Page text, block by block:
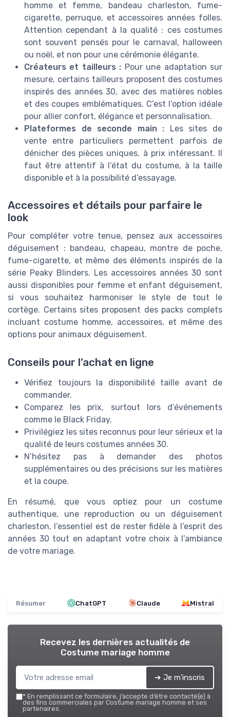
homme et femme, bandeau charleston, fume-
cigarette, perruque, et accessoires années folles.
Attention cependant à la qualité : ces costumes
sont souvent pensés pour le carnaval, halloween
ou noël, et non pour une cérémonie élégante.
Créateurs et tailleurs : Pour une adaptation sur
mesure, certains tailleurs proposent des costumes
inspirés des années 30, avec des matières nobles
et des coupes emblématiques. C’est l’option idéale
pour allier confort, élégance et personnalisation.
Plateformes de seconde main : Les sites de
vente entre particuliers permettent parfois de
dénicher des pièces uniques, à prix intéressant. Il
faut être attentif à l’état du costume, à la taille
disponible et à la possibilité d’essayage.
Accessoires et détails pour parfaire le
look
Pour compléter votre tenue, pensez aux accessoires
déguisement : bandeau, chapeau, montre de poche,
fume-cigarette, et même des éléments inspirés de la
série Peaky Blinders. Les accessoires années 30 sont
aussi disponibles pour femme et enfant déguisement,
si vous souhaitez harmoniser le style de tout le
cortège. Certains sites proposent des packs complets
incluant costume homme, accessoires, et même des
options pour animaux déguisement.
Conseils pour l’achat en ligne
Vérifiez toujours la disponibilité taille avant de
commander.
Comparez les prix, surtout lors d’événements
comme le Black Friday.
Privilégiez les sites reconnus pour leur sérieux et la
qualité de leurs costumes années 30.
N’hésitez pas à demander des photos
supplémentaires ou des précisions sur les matières
et la coupe.
En résumé, que vous optiez pour un costume
authentique, une reproduction ou un déguisement
charleston, l’essentiel est de rester fidèle à l’esprit des
années 30 tout en adaptant votre choix à l’ambiance
de votre mariage.
Résumer ChatGPT Claude Mistral
Recevez les dernières actualités de
Costume mariage homme
➔ Je m'inscris
* En remplissant ce formulaire, j’accepte d’être contacté(e) à
des fins commerciales par Costume mariage homme et ses
partenaires.